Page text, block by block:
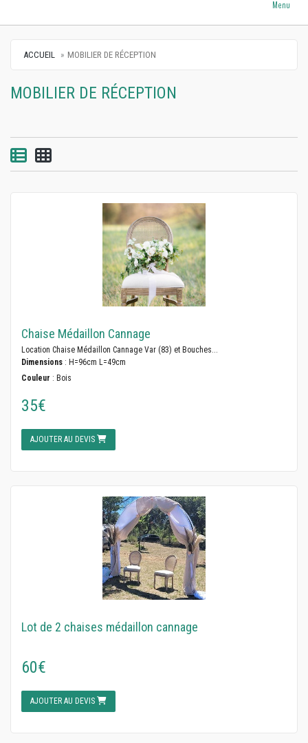
Menu
ACCUEIL MOBILIER DE RÉCEPTION
MOBILIER DE RÉCEPTION
Vue par liste
Vue par grille
Chaise Médaillon Cannage
Location Chaise Médaillon Cannage Var (83) et Bouches...
Dimensions : H=96cm L=49cm
Couleur : Bois
35€
AJOUTER AU DEVIS
Lot de 2 chaises médaillon cannage
60€
AJOUTER AU DEVIS